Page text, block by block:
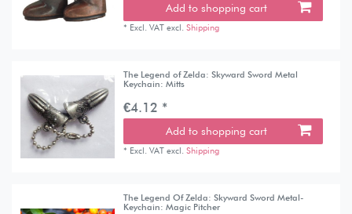
Add to shopping cart
* Excl. VAT excl.Shipping
The Legend of Zelda: Skyward Sword Metal
Keychain: Mitts
€4.12 *
Add to shopping cart
* Excl. VAT excl.Shipping
The Legend Of Zelda: Skyward Sword Metal-
Keychain: Magic Pitcher